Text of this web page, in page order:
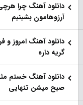
دانلود آهنگ چرا
آرزوهامون بشینیم
دانلود آهنگ امروز و
گریه داره
دانلود آهنگ خستم
صبح میشن تنهایی